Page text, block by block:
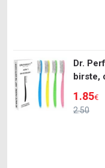
Dr.
birste,
2.50
1.85€